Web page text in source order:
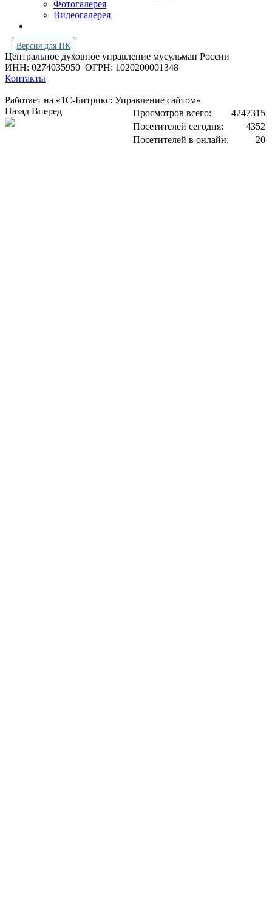
Фотогалерея
Видеогалерея
Версия для ПК
Центральное духовное управление мусульман России
ИНН: 0274035950 ОГРН: 1020200001348
Контакты
Работает на «1С-Битрикс: Управление сайтом»
Просмотров всего:
4247315
Посетителей сегодня:
4352
Посетителей в онлайн:
20
Назад Вперед